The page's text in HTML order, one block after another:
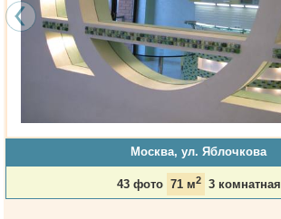
Москва, ул. Яблочкова
43 фото 71 м2 3 комнатная